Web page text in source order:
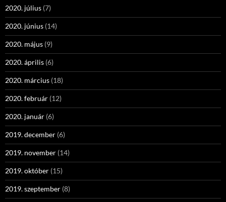
2020. július (7)
2020. június (14)
2020. május (9)
2020. április (6)
2020. március (18)
2020. február (12)
2020. január (6)
2019. december (6)
2019. november (14)
2019. október (15)
2019. szeptember (8)